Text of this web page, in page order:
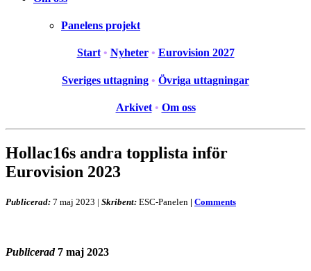
Panelens projekt
Start • Nyheter • Eurovision 2027
Sveriges uttagning • Övriga uttagningar
Arkivet • Om oss
Hollac16s andra topplista inför
Eurovision 2023
Publicerad: 7 maj 2023 | Skribent: ESC-Panelen | Comments
Publicerad 7 maj 2023